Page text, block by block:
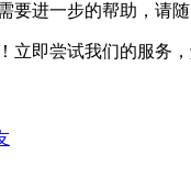
进一步的帮助，请
立即尝试我们的服务